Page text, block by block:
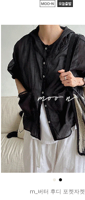
● ●
m_버터 후디 포켓자켓